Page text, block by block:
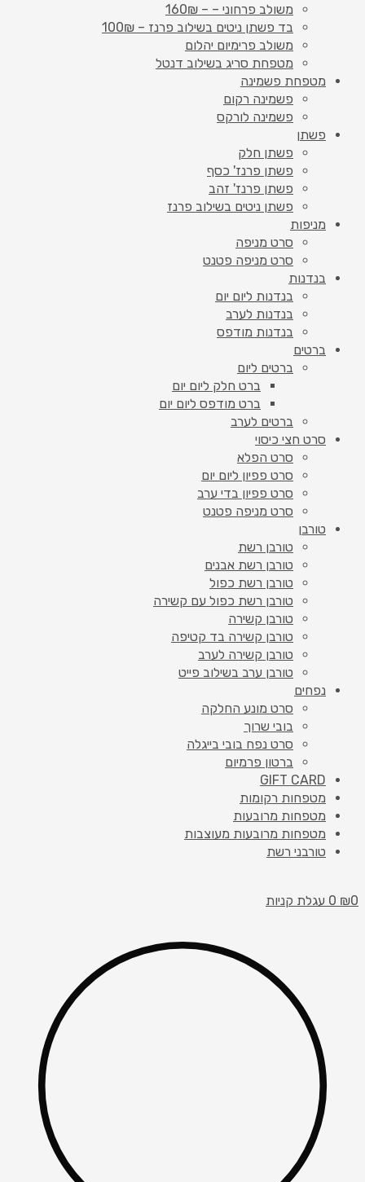
משולב פרחוני – – 160₪
בד פשתן ניטים בשילוב פרנז – 100₪
משולב פרימיום יהלום
מטפחת סריג בשילוב דנטל
מטפחת פשמינה
פשמינה רקום
פשמינה לורקס
פשתן
פשתן חלק
פשתן פרנז' כסף
פשתן פרנז' זהב
פשתן ניטים בשילוב פרנז
מניפות
סרט מניפה
סרט מניפה פטנט
בנדנות
בנדנות ליום יום
בנדנות לערב
בנדנות מודפס
ברטים
ברטים ליום
ברט חלק ליום יום
ברט מודפס ליום יום
ברטים לערב
סרט חצי כיסוי
סרט הפלא
סרט פפיון ליום יום
סרט פפיון בדי ערב
סרט מניפה פטנט
טורבן
טורבן רשת
טורבן רשת אבנים
טורבן רשת כפול
טורבן רשת כפול עם קשירה
טורבן קשירה
טורבן קשירה בד קטיפה
טורבן קשירה לערב
טורבן ערב בשילוב פייט
נפחים
סרט מונע החלקה
בובי שרוך
סרט נפח בובי בייגלה
ברטון פרמיום
GIFT CARD
מטפחות רקומות
מטפחות מרובעות
מטפחות מרובעות מעוצבות
טורבני רשת
₪0
0 עגלת קניות